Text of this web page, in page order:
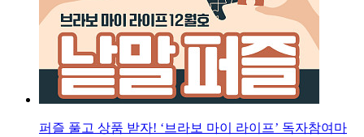
퍼즐 풀고 상품 받자! ‘브라보 마이 라이프’ 독자참여마